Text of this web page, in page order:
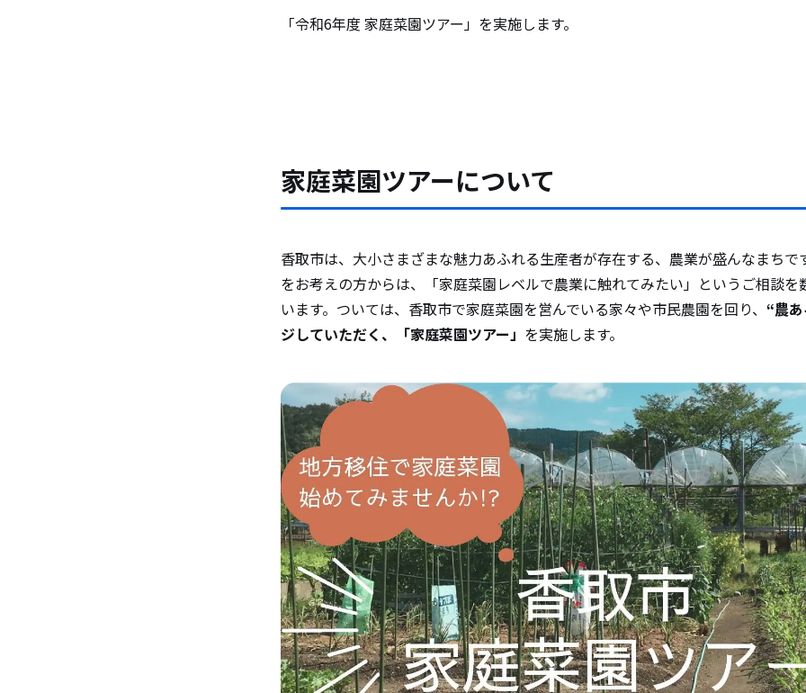
チラシ
「令和6年度 家庭菜園ツアー」を実施します。
家庭菜園ツアーについて
香取市は、大小さまざまな魅力あふれる生産者が存在する、農業が盛んなまちで
をお考えの方からは、「家庭菜園レベルで農業に触れてみたい」というご相談を
います。ついては、香取市で家庭菜園を営んでいる家々や市民農園を回り、 “農
ジしていただく、「家庭菜園ツアー」 を実施します。